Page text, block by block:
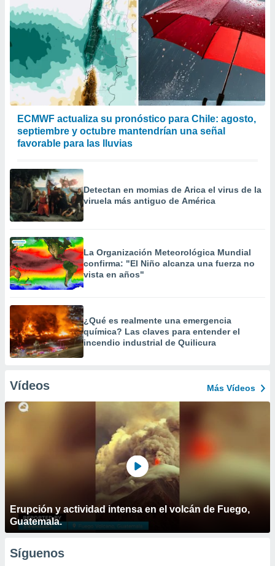
ECMWF actualiza su pronóstico para Chile: agosto,
septiembre y octubre mantendrían una señal
favorable para las lluvias
Detectan en momias de Arica el virus de la
viruela más antiguo de América
La Organización Meteorológica Mundial
confirma: "El Niño alcanza una fuerza no
vista en años"
¿Qué es realmente una emergencia
química? Las claves para entender el
incendio industrial de Quilicura
Vídeos Más Vídeos
Erupción y actividad intensa en el volcán de Fuego,
Guatemala.
Síguenos